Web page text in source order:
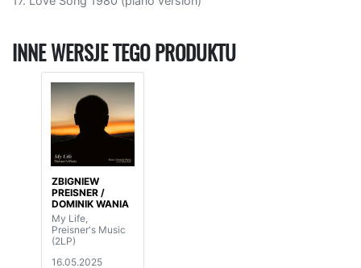
INNE WERSJE TEGO PRODUKTU
ZBIGNIEW
PREISNER /
DOMINIK WANIA
My Life,
Preisner's Music
(2LP)
16.05.2025